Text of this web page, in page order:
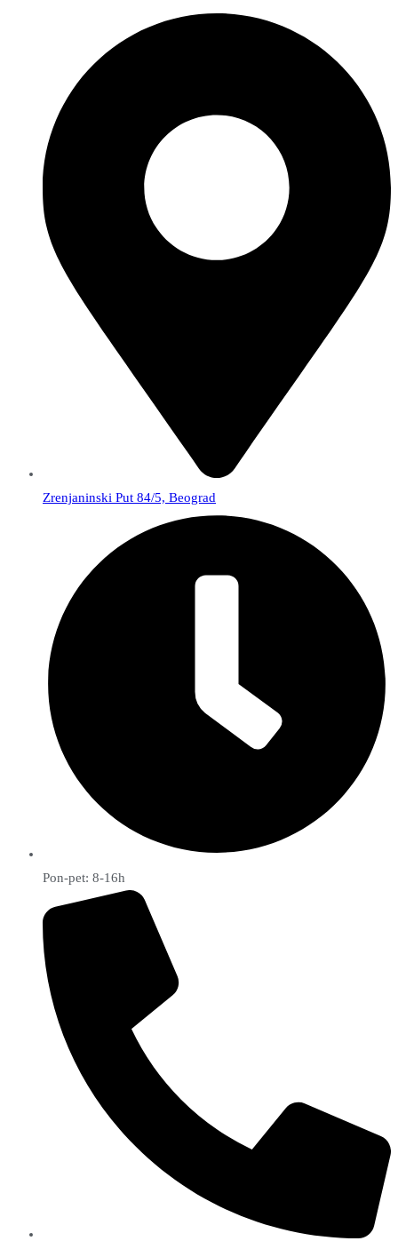
Zrenjaninski Put 84/5, Beograd
Pon-pet: 8-16h